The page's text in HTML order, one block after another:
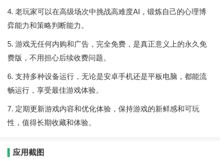
4. 老玩家可以在高级场次中挑战高难度AI，锻炼自己的心理博
弈能力和策略判断能力。
5. 游戏无任何内购和广告，完全免费，是真正意义上的永久免
费版，不用担心后续收费问题。
6. 支持多种设备运行，无论是安卓手机还是平板电脑，都能流
畅运行，享受最佳游戏体验。
7. 定期更新游戏内容和优化体验，保持游戏的新鲜感和可玩
性，值得长期收藏和体验。
应用截图